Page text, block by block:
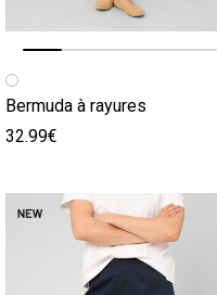
Image précédente
Image suivante
Bermuda à rayures
32.99€